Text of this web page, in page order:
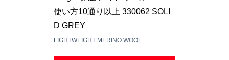
使い方10通り以上 330062 SOLI
D GREY
LIGHTWEIGHT MERINO WOOL